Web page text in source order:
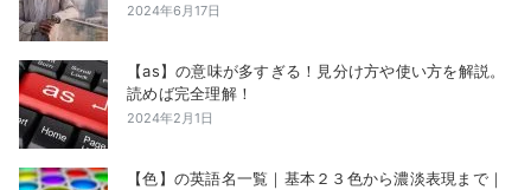
2024年6月17日
【as】の意味が多すぎる！見分け方や使い方を解説。
読めば完全理解！
2024年2月1日
【色】の英語名一覧｜基本２３色から濃淡表現まで｜